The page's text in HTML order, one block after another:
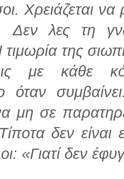
Χρειάζεται
Δεν λες τη
τιμωρία της
με κάθε
όταν
μη σε
δεν
«Γιατί δεν